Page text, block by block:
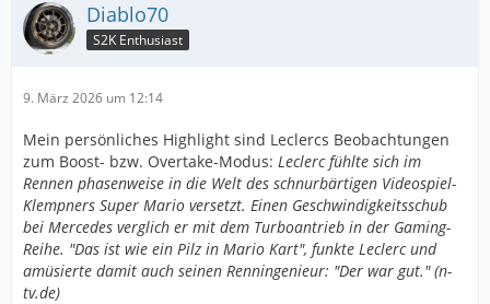
Diablo70
S2K Enthusiast
9. März 2026 um 12:14
Mein persönliches Highlight sind Leclercs Beobachtungen
zum Boost- bzw. Overtake-Modus: Leclerc fühlte sich im
Rennen phasenweise in die Welt des schnurbärtigen Videospiel-
Klempners Super Mario versetzt. Einen Geschwindigkeitsschub
bei Mercedes verglich er mit dem Turboantrieb in der Gaming-
Reihe. "Das ist wie ein Pilz in Mario Kart", funkte Leclerc und
amüsierte damit auch seinen Renningenieur: "Der war gut." (n-
tv.de)